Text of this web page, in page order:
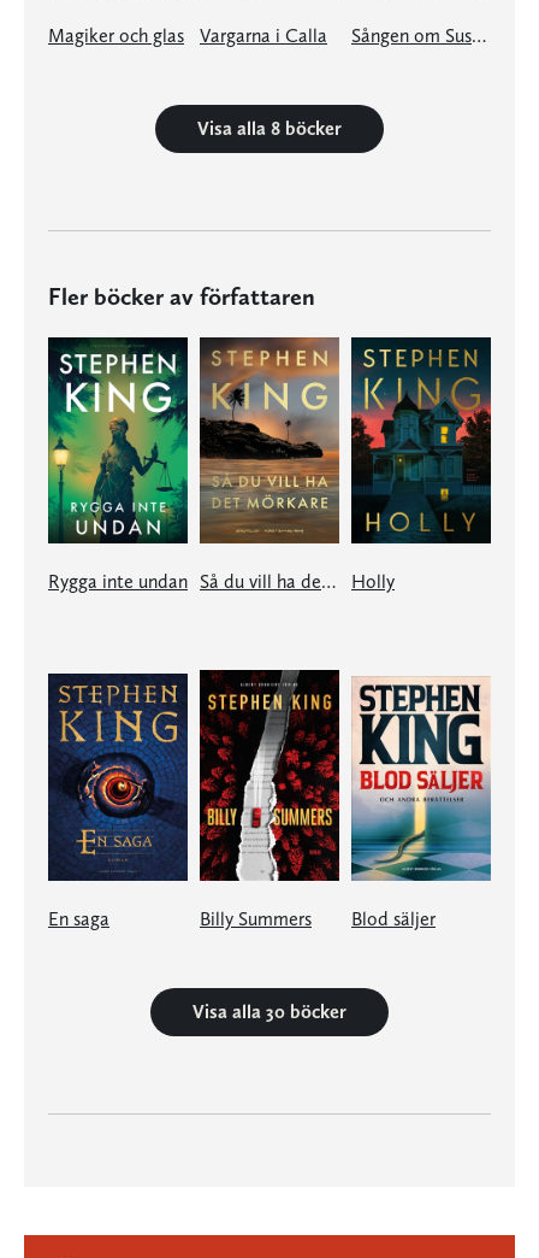
Magiker och glas Vargarna i Calla Sången om Susannah
Visa alla 8 böcker
Fler böcker av författaren
Rygga inte undan Så du vill ha det mörkare Holly
En saga Billy Summers Blod säljer
Visa alla 30 böcker